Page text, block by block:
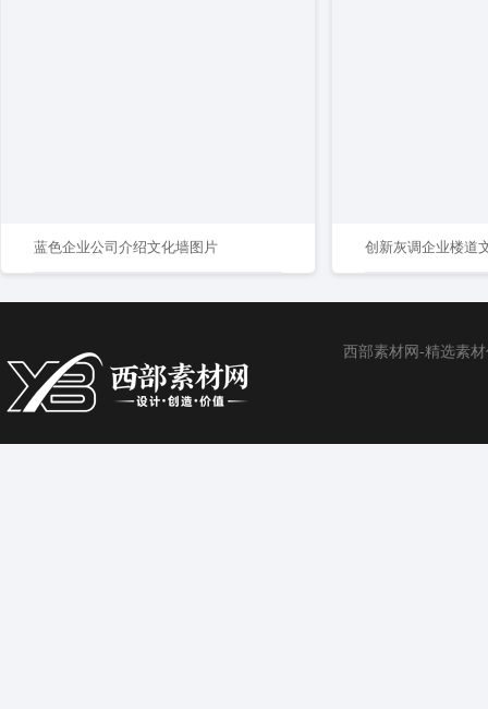
蓝色企业公司介绍文化墙图片 创新灰调企业楼道
西部素材网-精选素